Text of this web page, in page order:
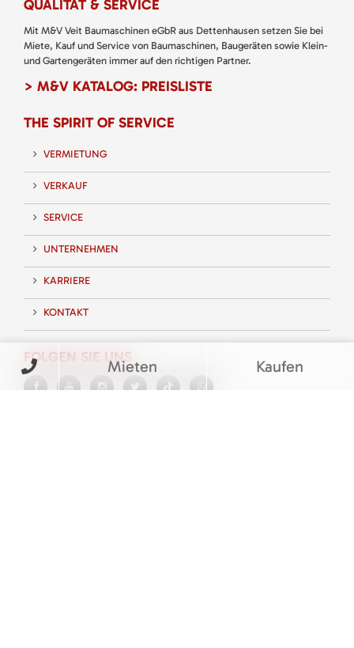
QUALITÄT & SERVICE
Mit M&V Veit Baumaschinen eGbR aus Dettenhausen setzen Sie bei
Miete, Kauf und Service von Baumaschinen, Baugeräten sowie Klein-
und Gartengeräten immer auf den richtigen Partner.
> M&V KATALOG: PREISLISTE
THE SPIRIT OF SERVICE
VERMIETUNG
VERKAUF
SERVICE
UNTERNEHMEN
KARRIERE
KONTAKT
FOLGEN SIE UNS
Mieten Kaufen